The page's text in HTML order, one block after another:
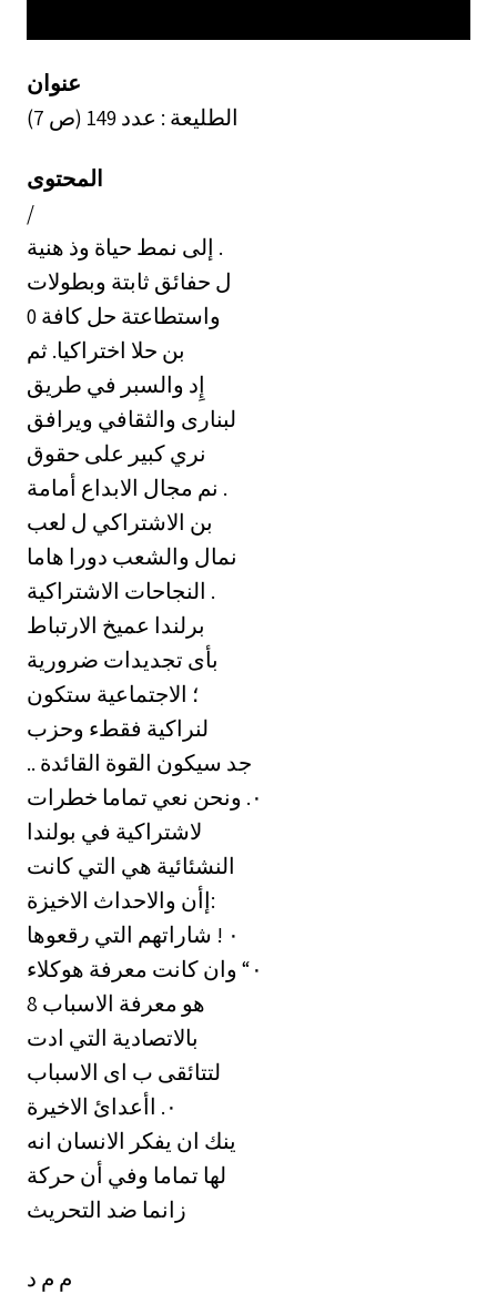
عنوان
الطليعة : عدد 149 (ص 7)
المحتوى
/
إلى نمط حياة وذ هنية .
ل حفائق ثابتة وبطولات
0 واستطاعتة حل كافة
بن حلا اختراكيا. ثم
إِد والسبر في طريق
لبنارى والثقافي ويرافق
نري كبير على حقوق
نم مجال الابداع أمامة .
بن الاشتراكي ل لعب
نمال والشعب دورا هاما
النجاحات الاشتراكية .
برلندا عميخ الارتباط
بأى تجديدات ضرورية
؛ الاجتماعية ستكون
لنراكية فقطء وحزب
.. جد سيكون القوة القائدة
خطرات ‎٠.‏ ونحن نعي تماما
لاشتراكية في بولندا
النشئائية هي التي كانت
إأن والاحداث الاخيزة:
‎٠‏ ! شاراتهم التي رقعوها
‎٠“‏ وان كانت معرفة هوكلاء
8 هو معرفة الاسباب
بالاتصادية التي ادت
لتتائقى ب اى الاسباب
اأعدائ الاخيرة ‎٠.‏
‏ينك ان يفكر الانسان انه
‏لها تماما وفي أن حركة
‏زانما ضد التحريث
‏م م د